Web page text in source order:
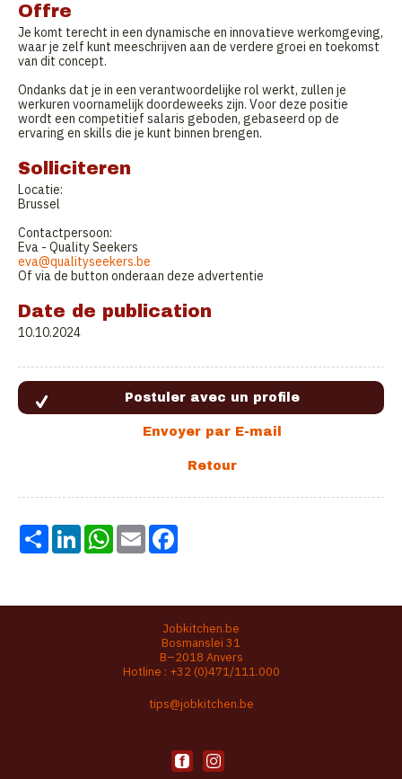
Offre
Je komt terecht in een dynamische en innovatieve werkomgeving,
waar je zelf kunt meeschrijven aan de verdere groei en toekomst
van dit concept.
Ondanks dat je in een verantwoordelijke rol werkt, zullen je
werkuren voornamelijk doordeweeks zijn. Voor deze positie
wordt een competitief salaris geboden, gebaseerd op de
ervaring en skills die je kunt binnen brengen.
Solliciteren
Locatie:
Brussel
Contactpersoon:
Eva - Quality Seekers
eva@qualityseekers.be
Of via de button onderaan deze advertentie
Date de publication
10.10.2024
Share LinkedInWhatsApp
Email
Jobkitchen.be
Bosmanslei 31
B–2018 Anvers
Hotline : +32 (0)471/111.000
tips@jobkitchen.be